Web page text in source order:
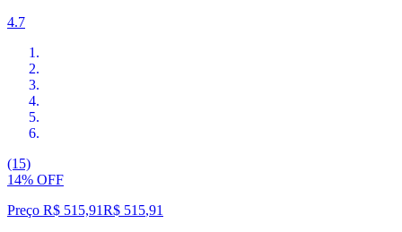
4.7
(15)
14% OFF
Preço R$ 515,91R$ 515,91